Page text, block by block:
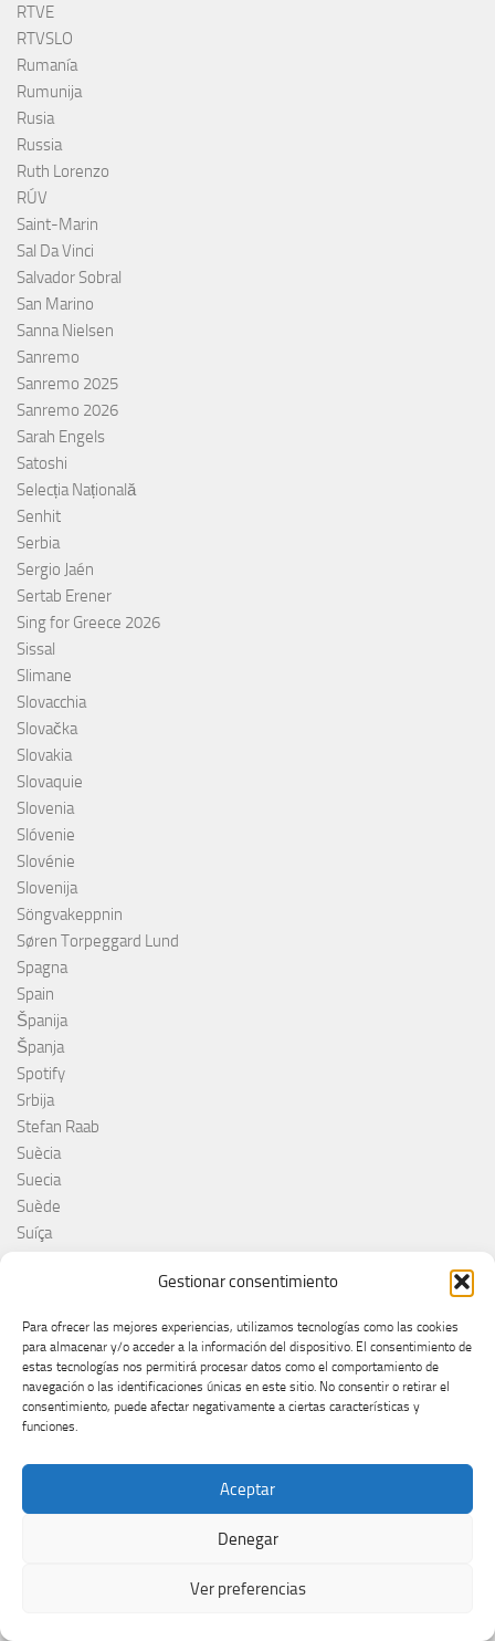
Gestionar consentimiento
Para ofrecer las mejores experiencias, utilizamos tecnologías como las cookies
para almacenar y/o acceder a la información del dispositivo. El consentimiento de
estas tecnologías nos permitirá procesar datos como el comportamiento de
navegación o las identificaciones únicas en este sitio. No consentir o retirar el
consentimiento, puede afectar negativamente a ciertas características y
funciones.
Aceptar
Denegar
Ver preferencias
RTVE
RTVSLO
Rumanía
Rumunija
Rusia
Russia
Ruth Lorenzo
RÚV
Saint-Marin
Sal Da Vinci
Salvador Sobral
San Marino
Sanna Nielsen
Sanremo
Sanremo 2025
Sanremo 2026
Sarah Engels
Satoshi
Selecția Națională
Senhit
Serbia
Sergio Jaén
Sertab Erener
Sing for Greece 2026
Sissal
Slimane
Slovacchia
Slovačka
Slovakia
Slovaquie
Slovenia
Slóvenie
Slovénie
Slovenija
Söngvakeppnin
Søren Torpeggard Lund
Spagna
Spain
Španija
Španja
Spotify
Srbija
Stefan Raab
Suècia
Suecia
Suède
Suíça
Supernova 2026
Švajcarska
Švedska
Svezia
switzerland